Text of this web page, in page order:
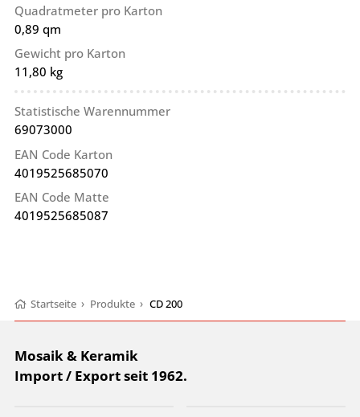
Quadratmeter pro Karton
0,89 qm
Gewicht pro Karton
11,80 kg
Statistische Warennummer
69073000
EAN Code Karton
4019525685070
EAN Code Matte
4019525685087
Startseite › Produkte › CD 200
Mosaik & Keramik
Import / Export seit 1962.